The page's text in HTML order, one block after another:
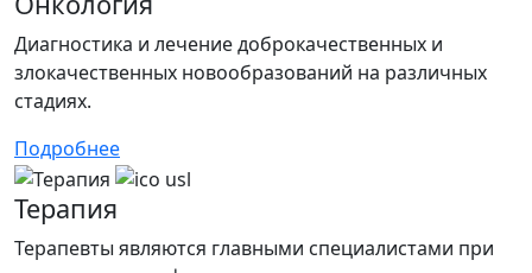
Диагностика и лечение доброкачественных и
злокачественных новообразований на различных
стадиях.
Подробнее
Терапия
Терапевты являются главными специалистами при